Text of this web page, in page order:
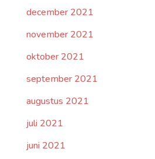
december 2021
november 2021
oktober 2021
september 2021
augustus 2021
juli 2021
juni 2021